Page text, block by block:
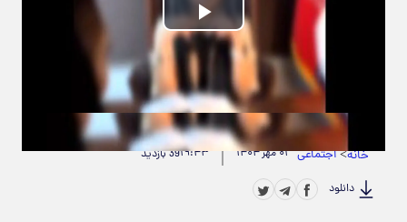
Play
Video
حجم ویدیو: 1.39M |مدت زمان ویدیو: 00:00:34
خانه>اجتماعی ۰۱ مهر ۱۴۰۴ ۱۹:۴۳39 بازدید
دانلود